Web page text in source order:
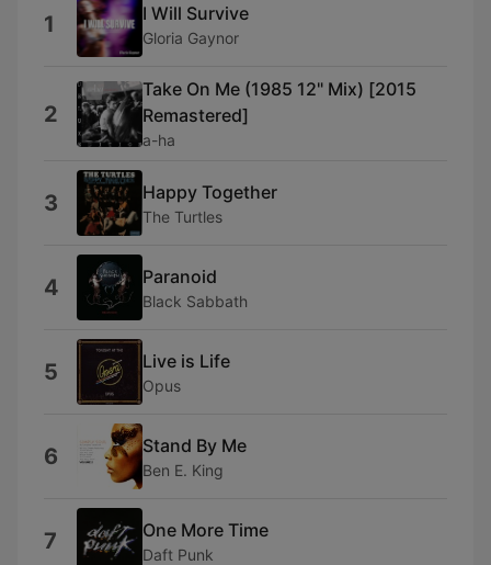
1 I Will Survive
Gloria Gaynor
2
Take On Me (1985 12" Mix) [2015
Remastered]
a-ha
3 Happy Together
The Turtles
4 Paranoid
Black Sabbath
5 Live is Life
Opus
6 Stand By Me
Ben E. King
7 One More Time
Daft Punk